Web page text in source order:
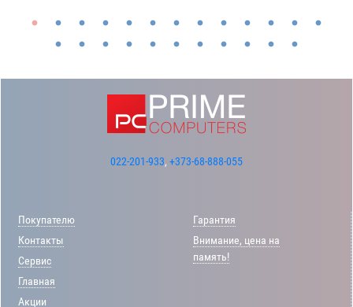
022-201-933, +373-68-888-055
Покупателю
Контакты
Сервис
Главная
Акции
Гарантия
Внимание, цена на
память!